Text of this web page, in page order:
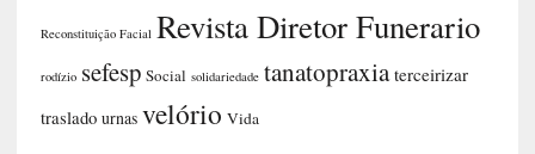
Reconstituição Facial Revista Diretor Funerario
rodízio sefesp Social solidariedade tanatopraxia terceirizar
traslado urnas velório Vida